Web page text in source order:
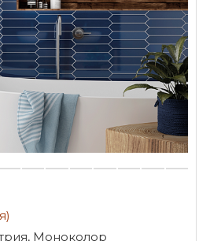
Моноколор